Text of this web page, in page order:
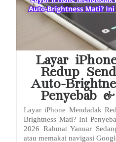
Layar
Redup
Auto-
Penyebab
Layar iPhone Mendadak
Brightness Mati? Ini
2026 Rahmat Yanuar
atau memakai navigasi